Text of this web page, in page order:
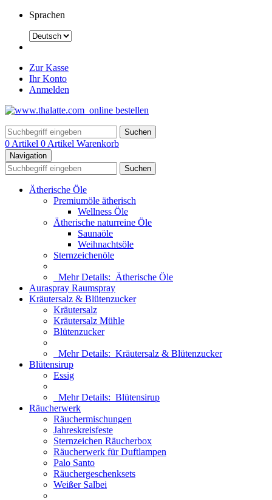
Sprachen
Zur Kasse
Ihr Konto
Anmelden
Suchen
0 Artikel 0 Artikel Warenkorb
Navigation
Suchen
Ätherische Öle
Premiumöle ätherisch
Wellness Öle
Ätherische naturreine Öle
Saunaöle
Weihnachtsöle
Sternzeichenöle
Mehr Details: Ätherische Öle
Auraspray Raumspray
Kräutersalz & Blütenzucker
Kräutersalz
Kräutersalz Mühle
Blütenzucker
Mehr Details: Kräutersalz & Blütenzucker
Blütensirup
Essig
Mehr Details: Blütensirup
Räucherwerk
Räuchermischungen
Jahreskreisfeste
Sternzeichen Räucherbox
Räucherwerk für Duftlampen
Palo Santo
Räuchergeschenksets
Weißer Salbei